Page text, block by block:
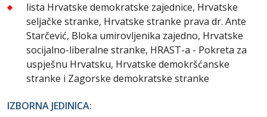
lista Hrvatske demokratske zajednice, Hrvatske
seljačke stranke, Hrvatske stranke prava dr. Ante
Starčević, Bloka umirovljenika zajedno, Hrvatske
socijalno-liberalne stranke, HRAST-a - Pokreta za
uspješnu Hrvatsku, Hrvatske demokršćanske
stranke i Zagorske demokratske stranke
IZBORNA JEDINICA: